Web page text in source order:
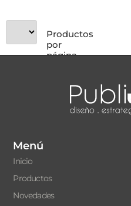
6
Productos
por
página
Menú
Inicio
Productos
Novedades